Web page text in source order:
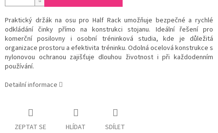
Praktický držák na osu pro Half Rack umožňuje bezpečné a rychlé
odkládání činky přímo na konstrukci stojanu. Ideální řešení pro
komerční posilovny i osobní tréninková studia, kde je důležitá
organizace prostoru a efektivita tréninku. Odolná ocelová konstrukce s
nylonovou ochranou zajišťuje dlouhou životnost i při každodenním
používání.
Detailní informace
ZEPTAT SE HLÍDAT SDÍLET